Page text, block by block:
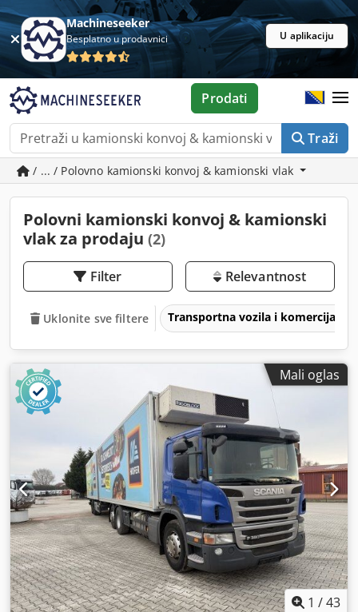
Machineseeker
Besplatno u prodavnici U aplikaciju
Traži
Prodati
/ ... / Polovno kamionski konvoj & kamionski vlak
Polovni kamionski konvoj & kamionski
vlak za prodaju (2)
Filter Relevantnost
Uklonite sve filtere Transportna vozila i komercijalna
Mali oglas
1 /43